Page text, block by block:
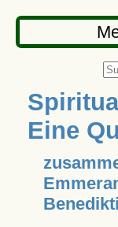
Eine